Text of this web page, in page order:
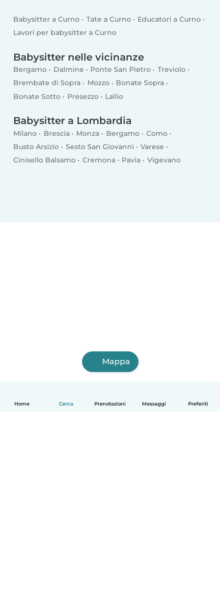
Home Cerca Prenotazioni Messaggi Preferiti
Babysitter a Curno Tate a Curno
Educatori a Curno
Lavori per babysitter a Curno
Babysitter nelle vicinanze
Bergamo Dalmine Ponte San Pietro
Treviolo
Brembate di Sopra
Mozzo
Bonate Sopra
Bonate Sotto
Presezzo Lallio
Babysitter a Lombardia
Milano Brescia Monza Bergamo
Como
Busto Arsizio
Sesto San Giovanni
Varese
Cinisello Balsamo
Cremona Pavia Vigevano
Mappa